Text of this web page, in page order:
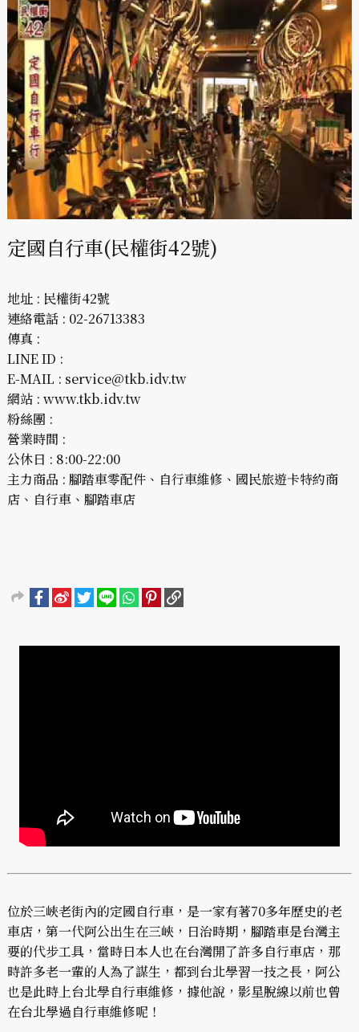
定國自行車(民權街42號)
地址 : 民權街42號
連絡電話 : 02-26713383
傳真 :
LINE ID :
E-MAIL : service@tkb.idv.tw
網站 : www.tkb.idv.tw
粉絲團 :
營業時間 :
公休日 : 8:00-22:00
主力商品 : 腳踏車零配件、自行車維修、國民旅遊卡特約商
店、自行車、腳踏車店
位於三峽老街內的定國自行車，是一家有著70多年歷史的老
車店，第一代阿公出生在三峽，日治時期，腳踏車是台灣主
要的代步工具，當時日本人也在台灣開了許多自行車店，那
時許多老一輩的人為了謀生，都到台北學習一技之長，阿公
也是此時上台北學自行車維修，據他說，影星脫線以前也曾
在台北學過自行車維修呢！